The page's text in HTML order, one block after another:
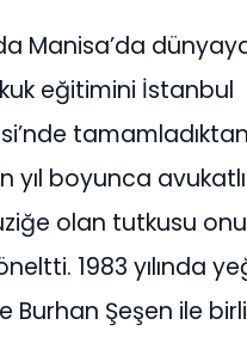
Manisa’da
eğitimini İstanbul
yıl boyunca
olan tutkusu
1983 yılında
Burhan Şeşen ile